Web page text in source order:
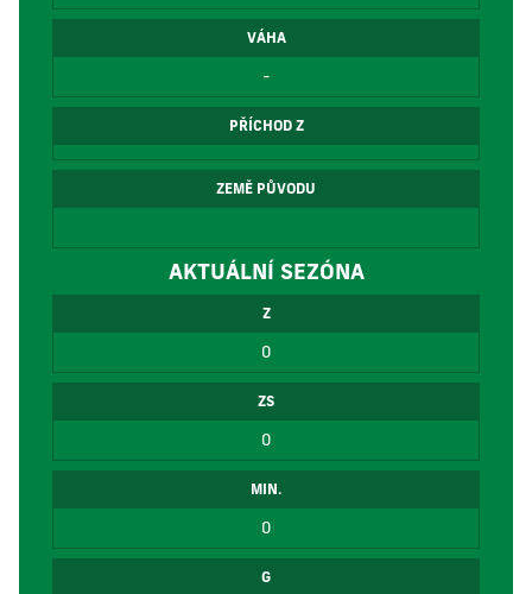
VÁHA
-
PŘÍCHOD Z
ZEMĚ PŮVODU
AKTUÁLNÍ SEZÓNA
Z
0
ZS
0
MIN.
0
G